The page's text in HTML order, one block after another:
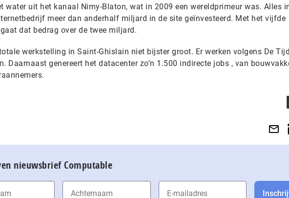
water uit het kanaal Nimy-Blaton, wat in 2009 een wereldprimeur was. Alles
meer dan anderhalf miljard in de site geïnvesteerd. Met het vijfde
dat bedrag over de twee miljard.
werkstelling in Saint-Ghislain niet bijster groot. Er werken volgens De Tijd
Daarnaast genereert het datacenter zo’n 1.500 indirecte jobs , van
nieuwsbrief Computable